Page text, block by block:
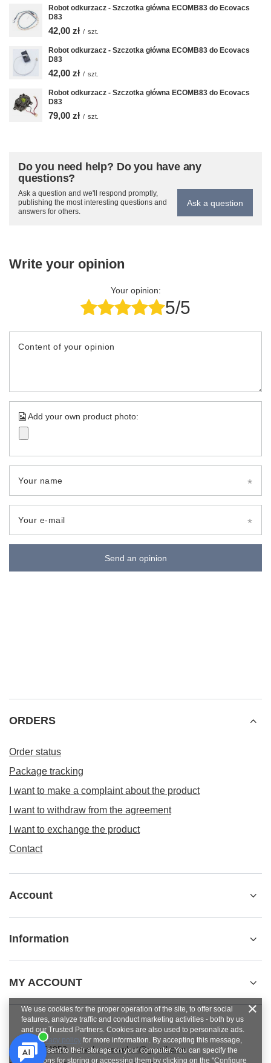
Robot odkurzacz - Szczotka główna ECOMB83 do Ecovacs
D83
42,00 zł / szt.
Robot odkurzacz - Szczotka główna ECOMB83 do Ecovacs
D83
42,00 zł / szt.
Robot odkurzacz - Szczotka główna ECOMB83 do Ecovacs
D83
79,00 zł / szt.
Do you need help? Do you have any
questions?
Ask a question and we'll respond promptly,
publishing the most interesting questions and
answers for others.
Ask a question
Write your opinion
Your opinion:
5/5
Content of your opinion
Add your own product photo:
Your name
Your e-mail
Send an opinion
ORDERS
Order status
Package tracking
I want to make a complaint about the product
I want to withdraw from the agreement
I want to exchange the product
Contact
Account
Information
MY ACCOUNT
+48784454053 pawel.superrobot@gmail.com
We use cookies for the proper operation of the site, to offer social
features, analyze traffic and conduct marketing activities - both by us
and our Trusted Partners. Cookies are also used to personalize ads.
privacy policy for more information. By accepting this message,
you consent to their storage on your computer. You can specify the
conditions for storing or accessing them by clicking on the "Configure